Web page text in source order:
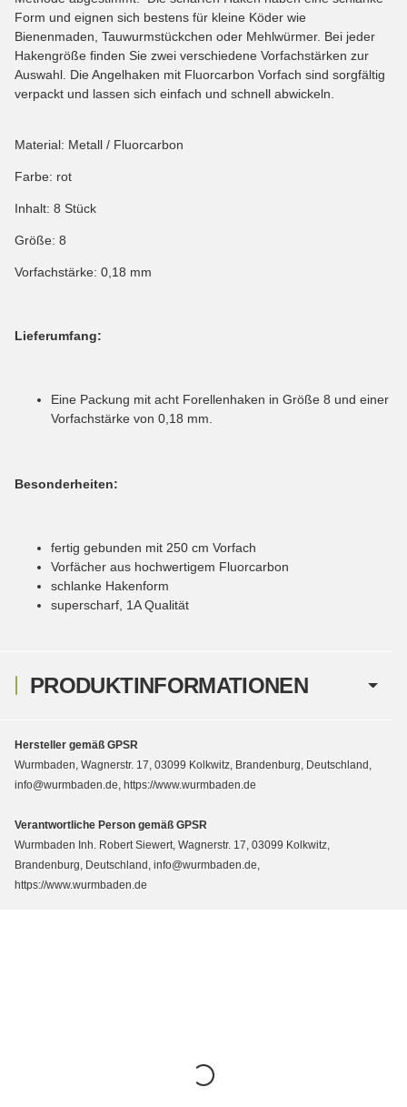
PRODUKTINFORMATIONEN
Form und eignen sich bestens für kleine Köder wie
Bienenmaden, Tauwurmstückchen oder Mehlwürmer. Bei jeder
Hakengröße finden Sie zwei verschiedene Vorfachstärken zur
Auswahl. Die Angelhaken mit Fluorcarbon Vorfach sind sorgfältig
verpackt und lassen sich einfach und schnell abwickeln.
Material: Metall / Fluorcarbon
Farbe: rot
Inhalt: 8 Stück
Größe: 8
Vorfachstärke: 0,18 mm
Lieferumfang:
Eine Packung mit acht Forellenhaken in Größe 8 und einer
Vorfachstärke von 0,18 mm.
Besonderheiten:
fertig gebunden mit 250 cm Vorfach
Vorfächer aus hochwertigem Fluorcarbon
schlanke Hakenform
superscharf, 1A Qualität
Hersteller gemäß GPSR
Wurmbaden, Wagnerstr. 17, 03099 Kolkwitz, Brandenburg, Deutschland,
info@wurmbaden.de, https://www.wurmbaden.de
Verantwortliche Person gemäß GPSR
Wurmbaden Inh. Robert Siewert, Wagnerstr. 17, 03099 Kolkwitz,
Brandenburg, Deutschland, info@wurmbaden.de,
https://www.wurmbaden.de